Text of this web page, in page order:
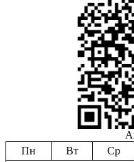
Пн
Вт Ср